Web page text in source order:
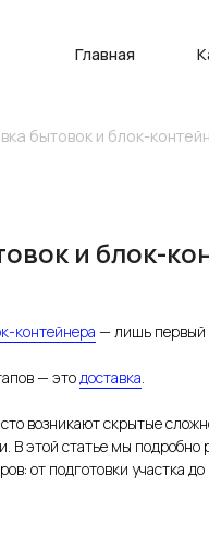
Главная Каталог
и блок-
контейнера — лишь первый
— этодоставка.
возникают скрытые
В этой статье мы
от подготовки участка до